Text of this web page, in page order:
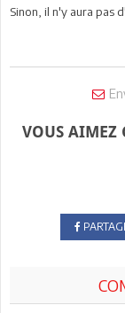
Sinon, il n'y aura pas
VOUS AIMEZ